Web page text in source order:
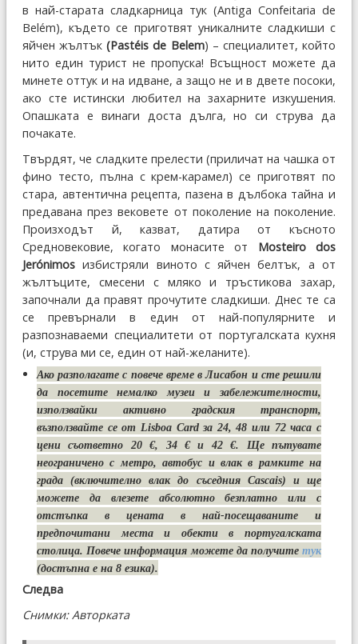
в най-старата сладкарница тук (Antiga Confeitaria de
Belém), където се приготвят уникалните сладкиши с
яйчен жълтък(Pastéis de Belem) – специалитет, който
нито един турист не пропуска! Всъщност можете да
минете оттук и на идване, а защо не и в двете посоки,
ако сте истински любител на захарните изкушения.
Опашката е винаги доста дълга, но си струва да
почакате.
Твърдят, че сладките прелести (приличат на чашка от
фино тесто, пълна с крем-карамел) се приготвят по
стара, автентична рецепта, пазена в дълбока тайна и
предавана през вековете от поколение на поколение.
Произходът й, казват, датира от късното
Средновековие, когато монасите от Mosteiro dos
Jerónimos избистряли виното с яйчен белтък, а от
жълтъците, смесени с мляко и тръстикова захар,
започнали да правят прочутите сладкиши. Днес те са
се превърнали в един от най-популярните и
разпознаваеми специалитети от португалската кухня
(и, струва ми се, един от най-желаните).
Ако разполагате с повече време в Лисабон и сте решили
да посетите немалко музеи и забележителности,
използвайки активно градския транспорт,
възползвайте се от Lisboa Card за 24, 48 или 72 часа с
цени съответно 20 €, 34 € и 42 €. Ще пътувате
неограничено с метро, автобус и влак в рамките на
града (включително влак до съседния Cascais) и ще
можете да влезете абсолютно безплатно или с
отстъпка в цената в най-посещаваните и
предпочитани места и обекти в португалската
столица. Повече информация можете да получите тук
(достъпна е на 8 езика).
Следва
Снимки: Авторката